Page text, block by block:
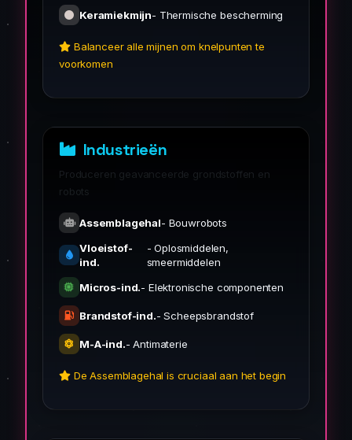
Keramiekmijn- Thermische bescherming
Balanceer alle mijnen om knelpunten te
voorkomen
Industrieën
Produceren geavanceerde grondstoffen en
robots
Assemblagehal- Bouwrobots
Vloeistof-
ind.
- Oplosmiddelen,
smeermiddelen
Micros-ind.- Elektronische componenten
Brandstof-ind.- Scheepsbrandstof
M-A-ind.- Antimaterie
De Assemblagehal is cruciaal aan het begin